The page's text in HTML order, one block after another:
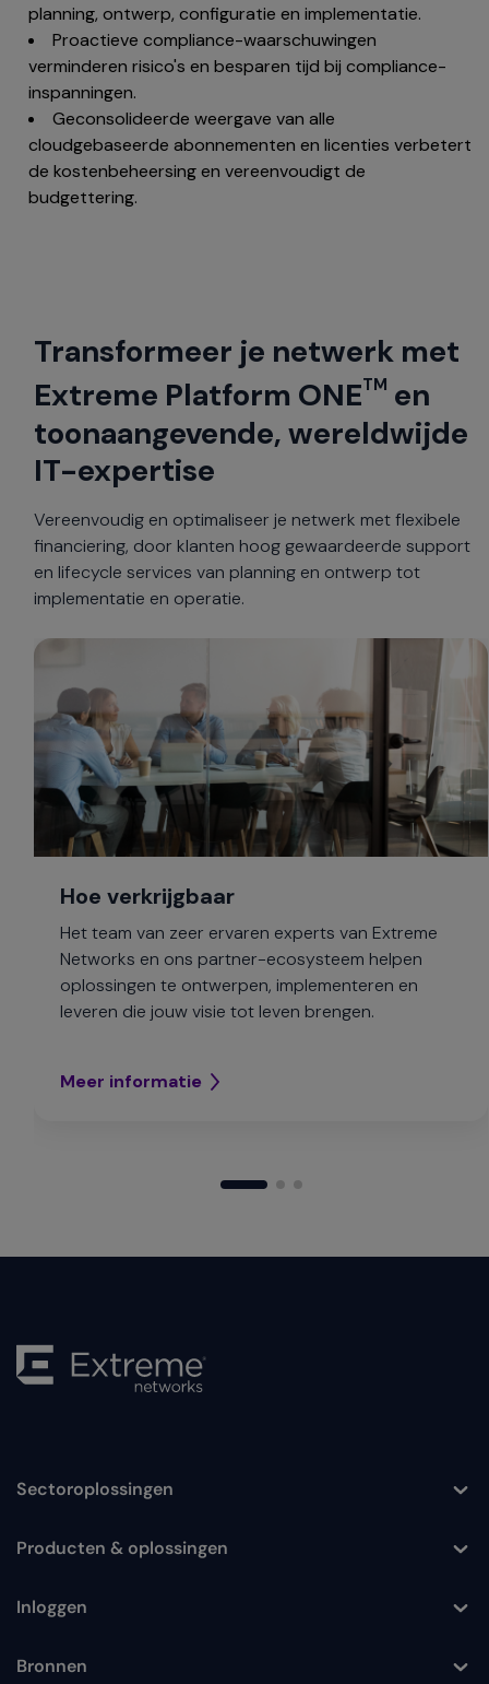
planning, ontwerp, configuratie en implementatie.
Proactieve compliance-waarschuwingen
verminderen risico's en besparen tijd bij compliance-
inspanningen.
Geconsolideerde weergave van alle
cloudgebaseerde abonnementen en licenties verbetert
de kostenbeheersing en vereenvoudigt de
budgettering.
Transformeer je netwerk met
Extreme Platform ONETM en
toonaangevende, wereldwijde
IT-expertise
Vereenvoudig en optimaliseer je netwerk met flexibele
financiering, door klanten hoog gewaardeerde support
en lifecycle services van planning en ontwerp tot
implementatie en operatie.
Hoe verkrijgbaar
Het team van zeer ervaren experts van Extreme
Networks en ons partner-ecosysteem helpen
oplossingen te ontwerpen, implementeren en
leveren die jouw visie tot leven brengen.
Meer informatie
Toggle
Sectoroplossingen
Toggle
Producten & oplossingen
Toggle
Inloggen
Toggle
Bronnen